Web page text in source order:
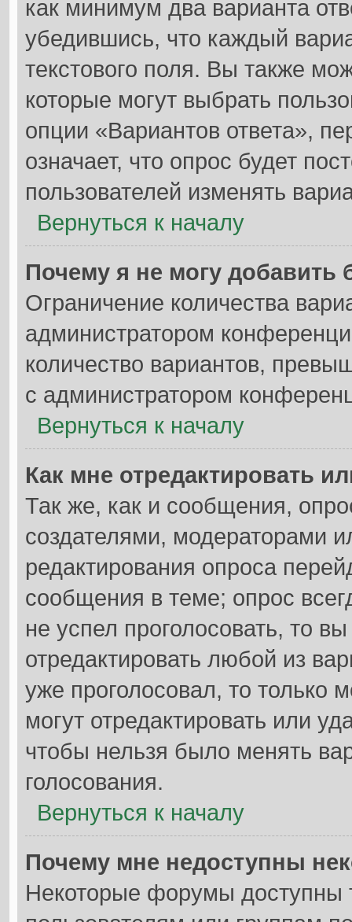
как минимум два варианта
убедившись, что каждый
текстового поля. Вы также
которые могут выбрать
опции «Вариантов ответа»,
означает, что опрос будет
пользователей изменять
Вернуться к началу
Почему я не могу добавить
Ограничение количества
администратором
количество вариантов,
с администратором
Вернуться к началу
Как мне отредактировать
Так же, как и сообщения,
создателями, модераторами
редактирования опроса
сообщения в теме; опрос
не успел проголосовать, то
отредактировать любой из
уже проголосовал, то только
могут отредактировать или
чтобы нельзя было менять
голосования.
Вернуться к началу
Почему мне недоступны
Некоторые форумы доступны